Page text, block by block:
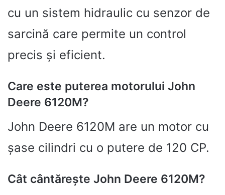
cu un sistem hidraulic cu senzor de
sarcină care permite un control
precis și eficient.
Care este puterea motorului John
Deere 6120M?
John Deere 6120M are un motor cu
șase cilindri cu o putere de 120 CP.
Cât cântărește John Deere 6120M?